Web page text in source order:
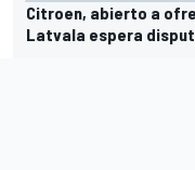
Citroen, abierto a
Latvala espera